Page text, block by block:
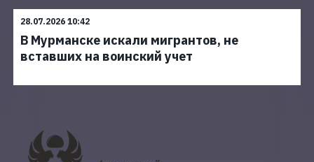
28.07.2026 10:42
В Мурманске искали мигрантов, не
вставших на воинский учет